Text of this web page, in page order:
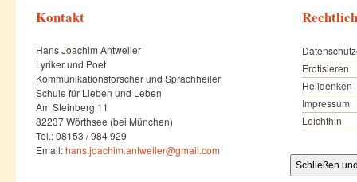
Kontakt
Hans Joachim Antweiler
Lyriker und Poet
Kommunikationsforscher und Sprachheiler
Schule für Lieben und Leben
Am Steinberg 11
82237 Wörthsee (bei München)
Tel.: 08153 / 984 929
Email:hans.joachim.antweiler@gmail.com
Erotisieren
Heildenken
Impressum
Leichthin